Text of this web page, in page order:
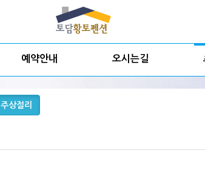
예약안내 오시는길
주상절리